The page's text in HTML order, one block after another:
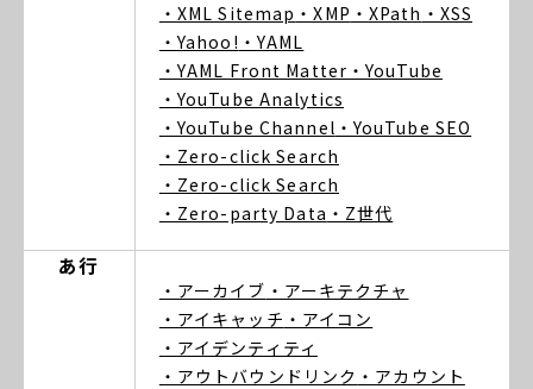
・XML Sitemap ・XMP ・XPath ・XSS
・Yahoo! ・YAML
・YAML Front Matter ・YouTube
・YouTube Analytics
・YouTube Channel ・YouTube SEO
・Zero-click Search
・Zero-click Search
・Zero-party Data ・Z世代
あ行
・アーカイブ ・アーキテクチャ
・アイキャッチ ・アイコン
・アイデンティティ
・アウトバウンドリンク ・アカウント